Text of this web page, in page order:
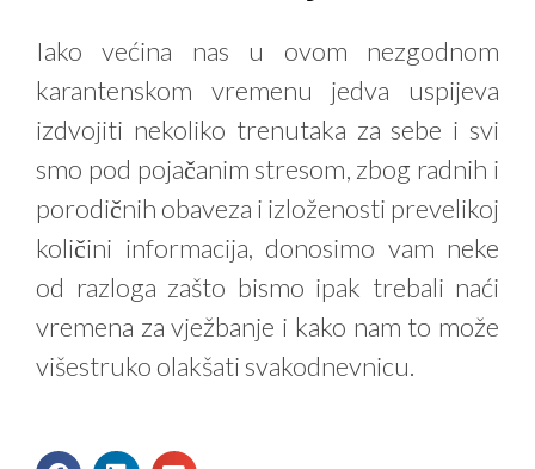
Iako većina nas u ovom nezgodnom
karantenskom vremenu jedva uspijeva
izdvojiti nekoliko trenutaka za sebe i svi
smo pod pojačanim stresom, zbog radnih i
porodičnih obaveza i izloženosti prevelikoj
količini informacija, donosimo vam neke
od razloga zašto bismo ipak trebali naći
vremena za vježbanje i kako nam to može
višestruko olakšati svakodnevnicu.